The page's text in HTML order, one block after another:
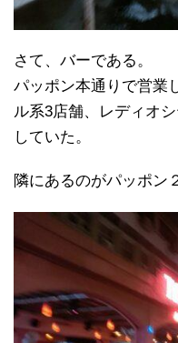
さて、バーである。
パッポン本通りで営業
ル系3店舗、レディオ
していた。
隣にあるのがパッポン